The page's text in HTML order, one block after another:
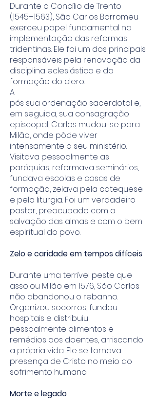
Durante o Concílio de Trento
(1545–1563), São Carlos Borromeu
exerceu papel fundamental na
implementação das reformas
tridentinas. Ele foi um dos principais
responsáveis pela renovação da
disciplina eclesiástica e da
formação do clero.
A
pós sua ordenação sacerdotal e,
em seguida, sua consagração
episcopal, Carlos mudou-se para
Milão, onde pôde viver
intensamente o seu ministério.
Visitava pessoalmente as
paróquias, reformava seminários,
fundava escolas e casas de
formação, zelava pela catequese
e pela liturgia. Foi um verdadeiro
pastor, preocupado com a
salvação das almas e com o bem
espiritual do povo.
Zelo e caridade em tempos difíceis
Durante uma terrível peste que
assolou Milão em 1576, São Carlos
não abandonou o rebanho.
Organizou socorros, fundou
hospitais e distribuiu
pessoalmente alimentos e
remédios aos doentes, arriscando
a própria vida. Ele se tornava
presença de Cristo no meio do
sofrimento humano.
Morte e legado